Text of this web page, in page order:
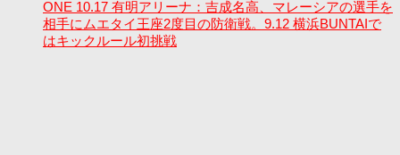
ONE 10.17 有明アリーナ：吉成名高、マレーシアの選手を
相手にムエタイ王座2度目の防衛戦。9.12 横浜BUNTAIで
はキックルール初挑戦